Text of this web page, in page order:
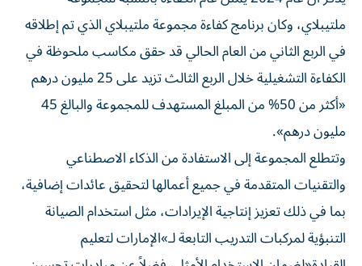
ملتيبلاي، وكان برنامج كفاءة مجموعة ملتيبلاي الذي تم إطلاقه
في الربع الثاني من العام الحالي قد حقق مكاسب ملحوظة في
الكفاءة التشغيلية خلال الربع الثالث تزيد على 25 مليون درهم
«أكثر من 50% من المبلغ المستهدف للمجموعة والبالغ 45
مليون درهم».
وتتطلع المجموعة إلى الاستفادة من الذكاء الاصطناعي
والتقنيات المتقدمة في جميع أعمالها لتحقيق عائدات إضافية،
بما في ذلك تعزيز إنتاجية الإيرادات، مثل استخدام الصيانة
التنبؤية لمركبات التدريب التابعة لـ»الإمارات لتعليم